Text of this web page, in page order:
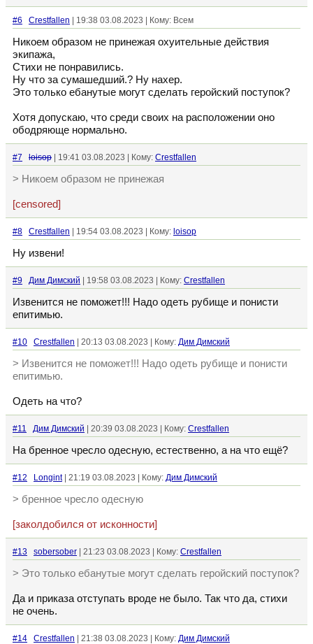
#6 Crestfallen | 19:38 03.08.2023 | Кому: Всем
Никоем образом не принежая охуительные действия
экипажа,
Стихи не понравились.
Ну что за сумашедший.? Ну нахер.
Это только ебанутые могут сделать геройский поступок?
Хотя допускаю, что среди своих на расположении оно
ободряюще нормально.
#7 loisop | 19:41 03.08.2023 | Кому: Crestfallen
> Никоем образом не принежая
[censored]
#8 Crestfallen | 19:54 03.08.2023 | Кому: loisop
Ну извени!
#9 Дим Димский | 19:58 03.08.2023 | Кому: Crestfallen
Извенится не поможет!!! Надо одеть рубище и понисти
епитимью.
#10 Crestfallen | 20:13 03.08.2023 | Кому: Дим Димский
> Извенится не поможет!!! Надо одеть рубище и понисти
епитимью.
Одеть на что?
#11 Дим Димский | 20:39 03.08.2023 | Кому: Crestfallen
На бренное чресло одесную, естественно, а на что ещё?
#12 Longint| 21:19 03.08.2023 | Кому: Дим Димский
> бренное чресло одесную
[заколдобился от исконности]
#13 sobersober | 21:23 03.08.2023 | Кому: Crestfallen
> Это только ебанутые могут сделать геройский поступок?
Да и приказа отступать вроде не было. Так что да, стихи
не очень.
#14 Crestfallen | 21:38 03.08.2023 | Кому: Дим Димский